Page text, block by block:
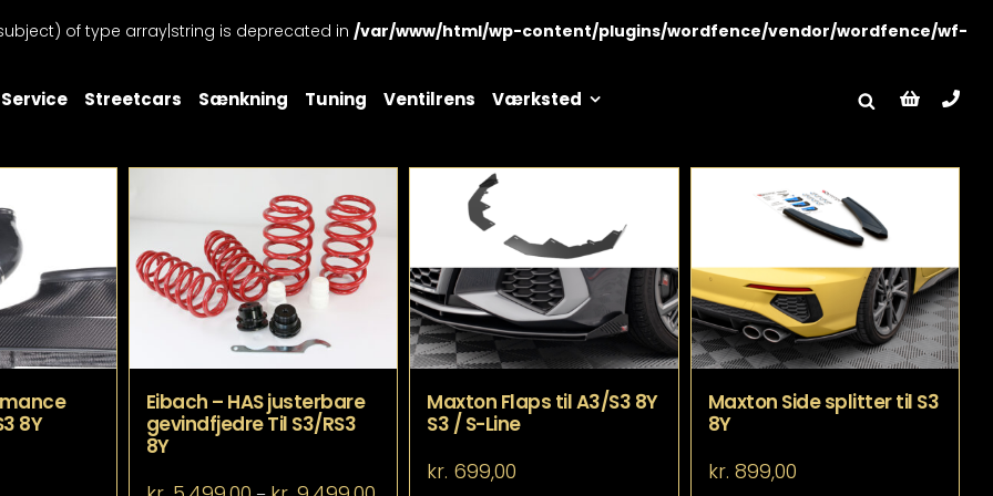
of type array|string is deprecated in /var/www/html/wp-content/plugins/wordfence/vendor/wordfence/wf-
Service Streetcars Sænkning Tuning Ventilrens Værksted
8Y
Eibach – HAS justerbare
gevindfjedre Til S3/RS3
8Y
Prisinterval:
Maxton Flaps til A3/S3 8Y
S3 / S-Line
kr. 699,00
Maxton Side splitter til S3
8Y
kr. 899,00